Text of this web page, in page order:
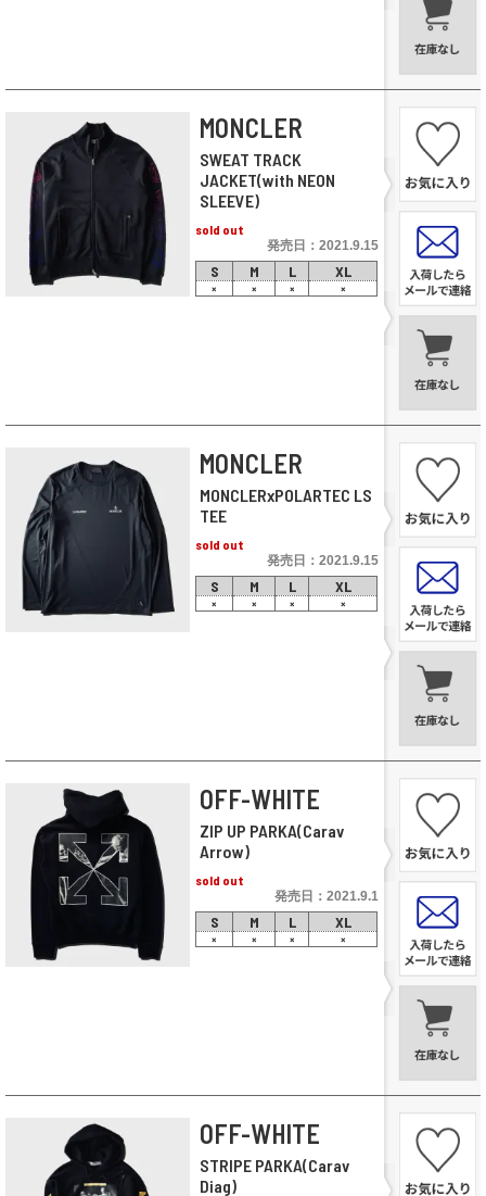
MONCLER
SWEAT TRACK
JACKET(with NEON
SLEEVE)
sold out
発売日：2021.9.15
S M L XL
× × × ×
MONCLER
MONCLERxPOLARTEC LS
TEE
sold out
発売日：2021.9.15
S M L XL
× × × ×
OFF-WHITE
ZIP UP PARKA(Carav
Arrow)
sold out
発売日：2021.9.1
S M L XL
× × × ×
OFF-WHITE
STRIPE PARKA(Carav
Diag)